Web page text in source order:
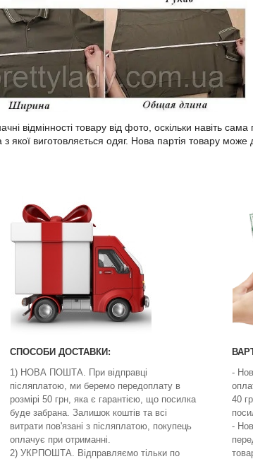
відмінності товару від фото, оскільки навіть
з якої виготовляється одяг. Нова партія товару
СПОСОБИ ДОСТАВКИ:
1) НОВА ПОШТА. При відправці
післяплатою, ми беремо передоплату в
розмірі 50 грн, яка є гарантією, що посилка
буде забрана. Залишок коштів та всі
витрати пов'язані з післяплатою, покупець
оплачує при отриманні.
2) УКРПОШТА. Відправляємо тільки по
-
40
-